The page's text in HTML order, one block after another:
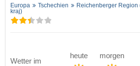
Europa Tschechien
Reichenberger Region
kraj)
Wetter im
heute morgen